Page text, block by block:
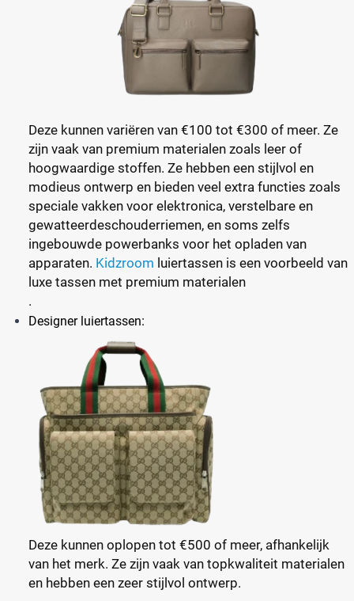
Deze kunnen variëren van €100 tot €300 of meer. Ze
zijn vaak van premium materialen zoals leer of
hoogwaardige stoffen. Ze hebben een stijlvol en
modieus ontwerp en bieden veel extra functies zoals
speciale vakken voor elektronica, verstelbare en
gewatteerdeschouderriemen, en soms zelfs
ingebouwde powerbanks voor het opladen van
apparaten. Kidzroom luiertassen is een voorbeeld van
luxe tassen met premium materialen
.
Designer luiertassen:
Deze kunnen oplopen tot €500 of meer, afhankelijk
van het merk. Ze zijn vaak van topkwaliteit materialen
en hebben een zeer stijlvol ontwerp.